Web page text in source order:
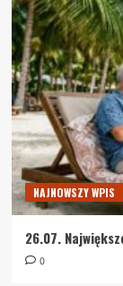
NAJNOWSZY WPIS
26.07.
0